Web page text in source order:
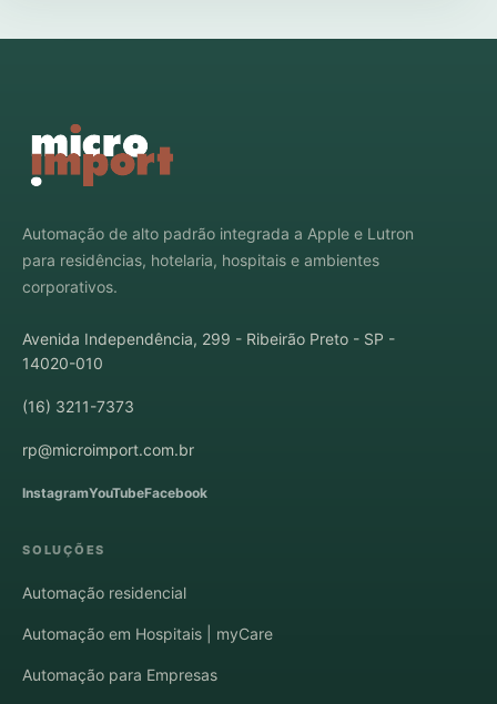
Automação de alto padrão integrada a Apple e Lutron
para residências, hotelaria, hospitais e ambientes
corporativos.
Avenida Independência, 299 - Ribeirão Preto - SP -
14020-010
(16) 3211-7373
rp@microimport.com.br
InstagramYouTubeFacebook
SOLUÇÕES
Automação residencial
Automação em Hospitais | myCare
Automação para Empresas